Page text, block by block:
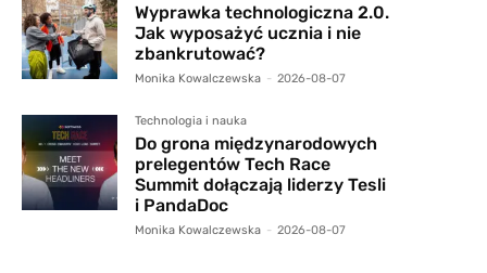
Wyprawka technologiczna 2.0.
Jak wyposażyć ucznia i nie
zbankrutować?
Monika Kowalczewska - 2026-08-07
Technologia i nauka
Do grona międzynarodowych
prelegentów Tech Race
Summit dołączają liderzy Tesli
i PandaDoc
Monika Kowalczewska - 2026-08-07